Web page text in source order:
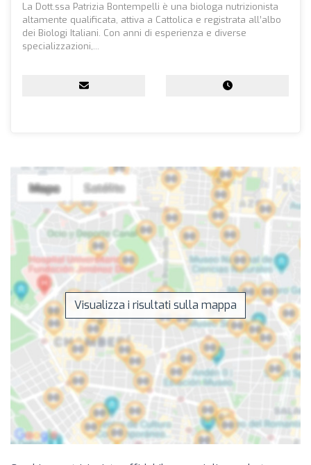
La Dott.ssa Patrizia Bontempelli è una biologa nutrizionista
altamente qualificata, attiva a Cattolica e registrata all’albo
dei Biologi Italiani. Con anni di esperienza e diverse
specializzazioni,...
Visualizza i risultati sulla mappa